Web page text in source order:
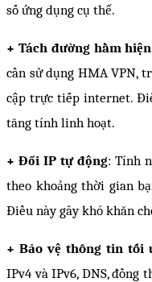
số ứng dụng cụ thể.
+ Tách đường hầm
cần sử dụng HMA VPN,
cập trực tiếp internet.
tăng tính linh hoạt.
+ Đổi IP tự động: Tính
theo khoảng thời gian
Điều này gây khó khăn
+ Bảo vệ thông tin tối
IPv4 và IPv6, DNS, đồng